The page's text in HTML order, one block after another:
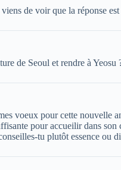
de voir que la réponse
de Seoul et rendre à Yeosu
voeux pour cette nouvelle
pour accueilir dans
tu plutôt essence ou